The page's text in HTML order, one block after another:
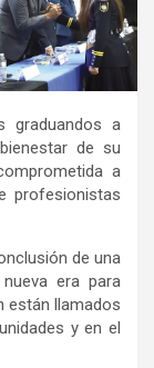
graduandos a
de su
a
profesionistas
de una
era para
están llamados
y en el